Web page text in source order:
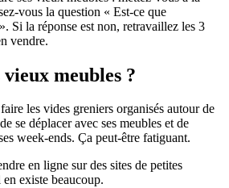
vous la question « Est-ce que
Si la réponse est non, retravaillez les 3
vendre.
meubles ?
les vides greniers organisés autour de
se déplacer avec ses meubles et de
week-ends. Ça peut-être fatiguant.
en ligne sur des sites de petites
existe beaucoup.